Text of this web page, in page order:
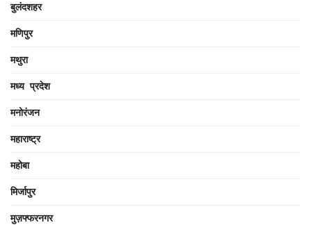
बुलंदशहर
मणिपुर
मथुरा
मध्य प्रदेश
मनोरंजन
महाराष्ट्र
महोबा
मिर्जापुर
मुज़फ्फरनगर